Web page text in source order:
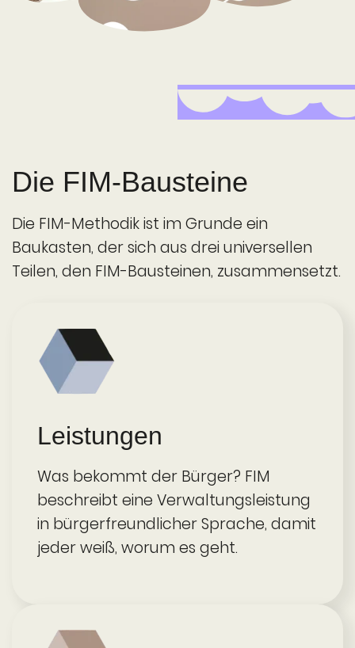
Die FIM-Bausteine
Die FIM-Methodik ist im Grunde ein
Baukasten, der sich aus drei universellen
Teilen, den FIM-Bausteinen, zusammensetzt.
Leistun­gen
Was bekommt der Bürger? FIM
beschreibt eine Verwaltungs­leistung
in bürger­freund­licher Sprache, damit
jeder weiß, worum es geht.